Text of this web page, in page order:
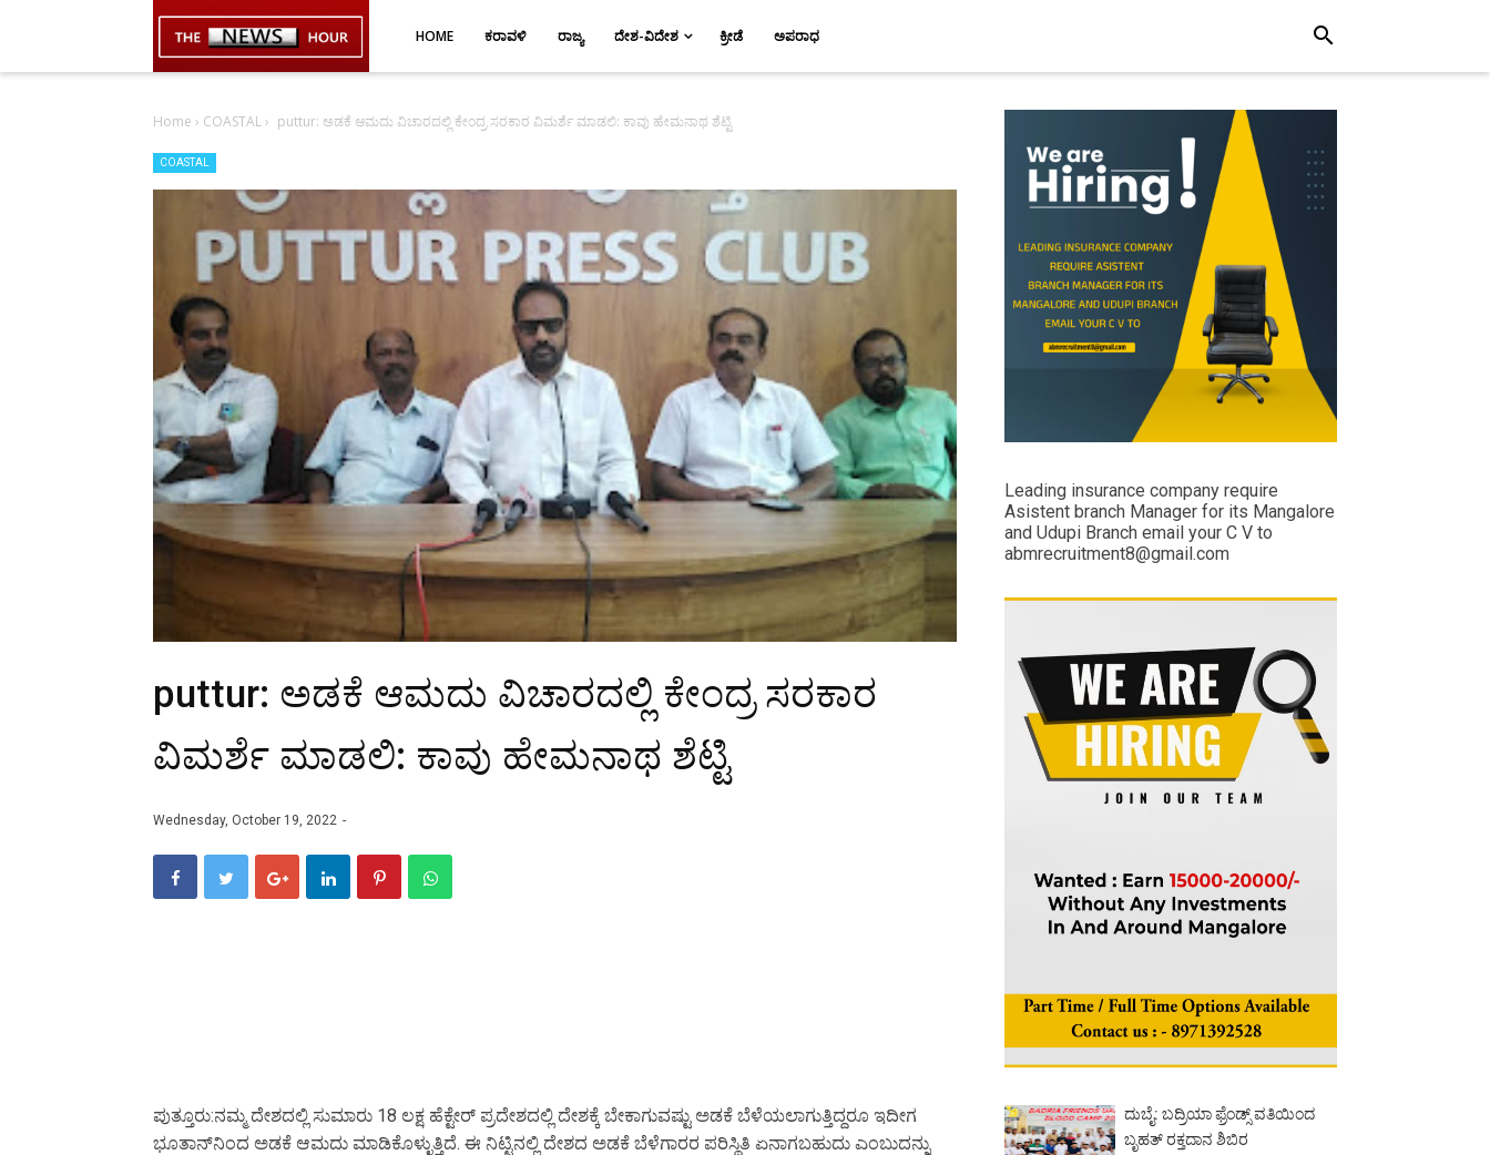
HOME ಕರಾವಳಿ ರಾಜ್ಯ ದೇಶ-ವಿದೇಶ ಕ್ರೀಡೆ ಅಪರಾಧ search
Home › COASTAL› puttur: ಅಡಕೆ ಆಮದು ವಿಚಾರದಲ್ಲಿ ಕೇಂದ್ರ ಸರಕಾರ ವಿಮರ್ಶೆ ಮಾಡಲಿ: ಕಾವು ಹೇಮನಾಥ ಶೆಟ್ಟಿ
COASTAL
puttur: ಅಡಕೆ ಆಮದು ವಿಚಾರದಲ್ಲಿ ಕೇಂದ್ರ ಸರಕಾರ
ವಿಮರ್ಶೆ ಮಾಡಲಿ: ಕಾವು ಹೇಮನಾಥ ಶೆಟ್ಟಿ
Wednesday, October 19, 2022
ಪುತ್ತೂರು:ನಮ್ಮ ದೇಶದಲ್ಲಿ ಸುಮಾರು 18 ಲಕ್ಷ ಹೆಕ್ಟೇರ್ ಪ್ರದೇಶದಲ್ಲಿ ದೇಶಕ್ಕೆ ಬೇಕಾಗುವಷ್ಟು ಅಡಕೆ ಬೆಳೆಯಲಾಗುತ್ತಿದ್ದರೂ ಇದೀಗ
ಭೂತಾನ್‍ನಿಂದ ಅಡಕೆ ಆಮದು ಮಾಡಿಕೊಳ್ಳುತ್ತಿದೆ. ಈ ನಿಟ್ಟಿನಲ್ಲಿ ದೇಶದ ಅಡಕೆ ಬೆಳೆಗಾರರ ಪರಿಸ್ಥಿತಿ ಏನಾಗಬಹುದು ಎಂಬುದನ್ನು
Leading insurance company require
Asistent branch Manager for its Mangalore
and Udupi Branch email your C V to
abmrecruitment8@gmail.com
ದುಬೈ: ಬದ್ರಿಯಾ ಫ್ರೆಂಡ್ಸ್ ವತಿಯಿಂದ
ಬೃಹತ್ ರಕ್ತದಾನ ಶಿಬಿರ